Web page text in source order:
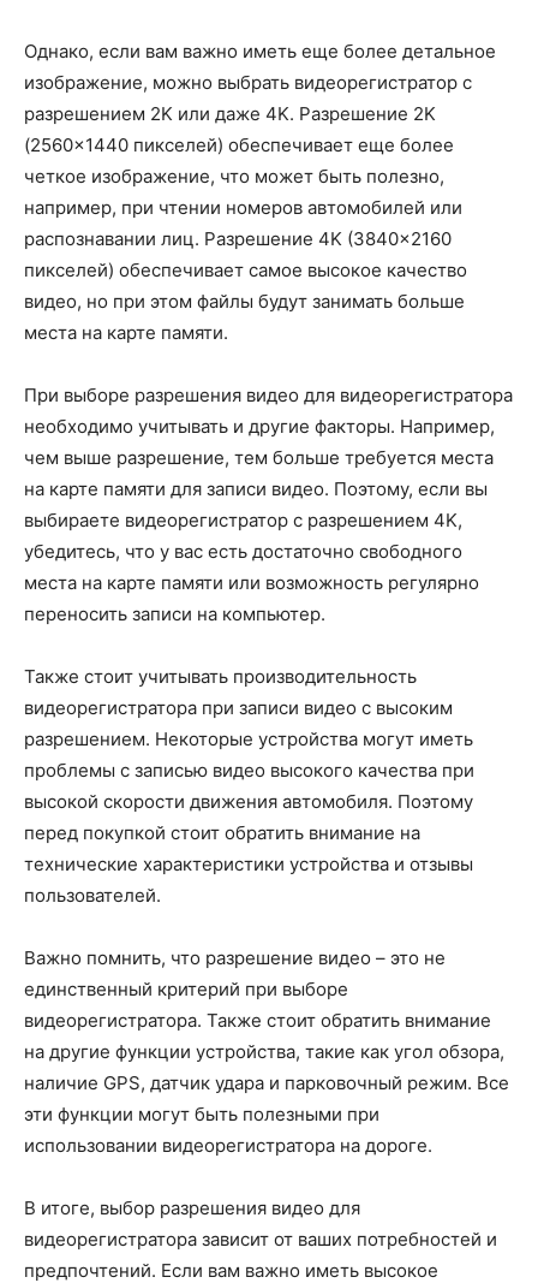
Однако, если вам важно иметь еще более детальное
изображение, можно выбрать видеорегистратор с
разрешением 2K или даже 4K. Разрешение 2K
(2560×1440 пикселей) обеспечивает еще более
четкое изображение, что может быть полезно,
например, при чтении номеров автомобилей или
распознавании лиц. Разрешение 4K (3840×2160
пикселей) обеспечивает самое высокое качество
видео, но при этом файлы будут занимать больше
места на карте памяти.
При выборе разрешения видео для видеорегистратора
необходимо учитывать и другие факторы. Например,
чем выше разрешение, тем больше требуется места
на карте памяти для записи видео. Поэтому, если вы
выбираете видеорегистратор с разрешением 4K,
убедитесь, что у вас есть достаточно свободного
места на карте памяти или возможность регулярно
переносить записи на компьютер.
Также стоит учитывать производительность
видеорегистратора при записи видео с высоким
разрешением. Некоторые устройства могут иметь
проблемы с записью видео высокого качества при
высокой скорости движения автомобиля. Поэтому
перед покупкой стоит обратить внимание на
технические характеристики устройства и отзывы
пользователей.
Важно помнить, что разрешение видео – это не
единственный критерий при выборе
видеорегистратора. Также стоит обратить внимание
на другие функции устройства, такие как угол обзора,
наличие GPS, датчик удара и парковочный режим. Все
эти функции могут быть полезными при
использовании видеорегистратора на дороге.
В итоге, выбор разрешения видео для
видеорегистратора зависит от ваших потребностей и
предпочтений. Если вам важно иметь высокое